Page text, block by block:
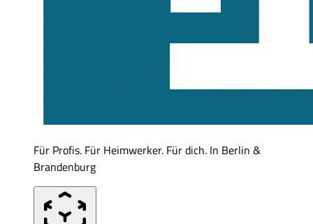
Für Profis. Für Heimwerker. Für dich. In Berlin &
Brandenburg